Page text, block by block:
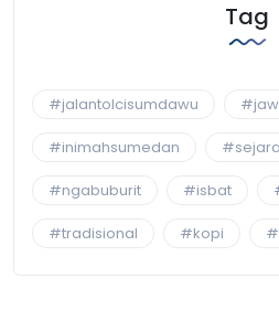
Tag
#jalantolcisumdawu
#inimahsumedan
#ngabuburit #isbat
#tradisional #kopi